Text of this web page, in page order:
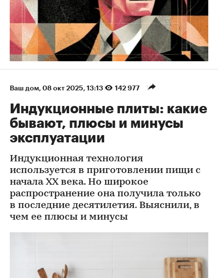
Ваш дом 08 окт 2025, 13:13 142 977
Индукционные плиты: какие
бывают, плюсы и минусы
эксплуатации
Индукционная технология
используется в приготовлении пищи с
начала XX века. Но широкое
распространение она получила только
в последние десятилетия. Выяснили, в
чем ее плюсы и минусы